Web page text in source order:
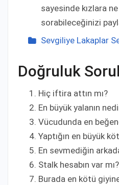
sayesinde kızlara
sorabileceğinizi
Sevgiliye Lakaplar
Doğruluk
Hiç iftira attın mı?
En büyük yalanın
Vücudunda en
Yaptığın en büyük
En sevmediğin
Stalk hesabın var mı?
Burada en kötü